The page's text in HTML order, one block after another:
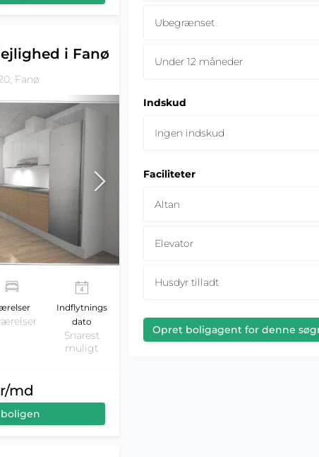
Ubegrænset
Under 12 måneder
Indskud
Ingen indskud
Faciliteter
Altan
Elevator
Husdyr tilladt
Opret boligagent for denne
i Fanø
Fanø
Indflytnings
dato
Snarest
muligt
md
boligen